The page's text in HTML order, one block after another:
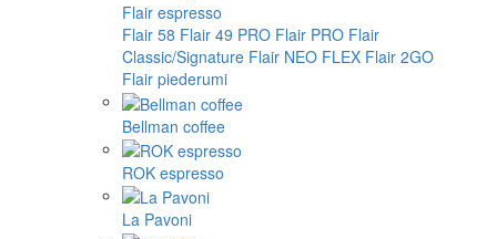
Flair espresso
Flair 58 Flair 49 PRO Flair PRO Flair
Classic/Signature Flair NEO FLEX Flair 2GO
Flair piederumi
Bellman coffee
ROK espresso
La Pavoni